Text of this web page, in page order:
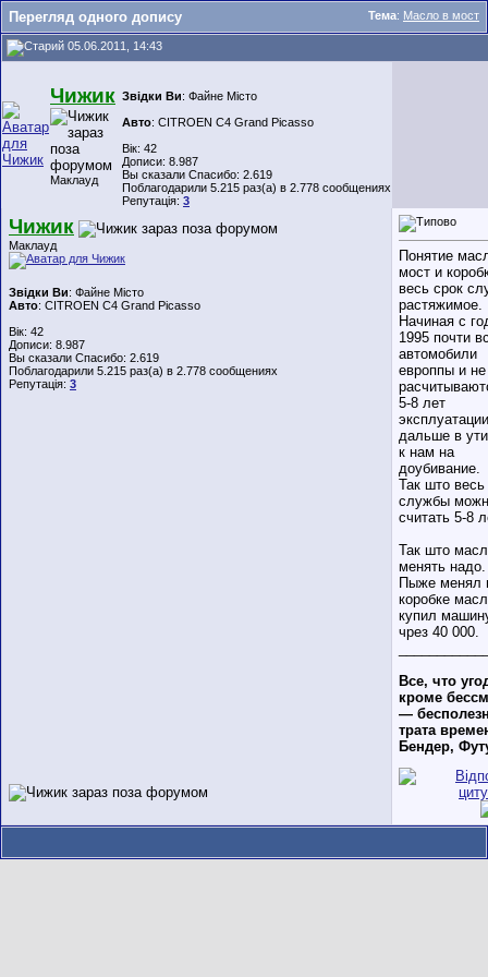
Тема: Масло в мост
Перегляд одного допису
05.06.2011, 14:43
Чижик
Маклауд
Звідки Ви: Файне Місто
Авто: CITROEN C4 Grand Picasso
Вік: 42
Дописи: 8.987
Вы сказали Спасибо: 2.619
Поблагодарили 5.215 раз(а) в 2.778 сообщениях
Репутація: 3
Чижик
Маклауд
Звідки Ви: Файне Місто
Авто: CITROEN C4 Grand Picasso
Вік: 42
Дописи: 8.987
Вы сказали Спасибо: 2.619
Поблагодарили 5.215 раз(а) в 2.778 сообщениях
Репутація: 3
Понятие
мост и
весь срок
растяжимое.
Начиная с
1995 почти
автомобили
европпы и не
5-8 лет
дальше в
к нам на
доубивание.
Так што весь
службы
считать 5-8
Так што
менять
Пыже менял
коробке
купил
чрез 40 000.
Все, что
кроме
—
трата
Бендер,